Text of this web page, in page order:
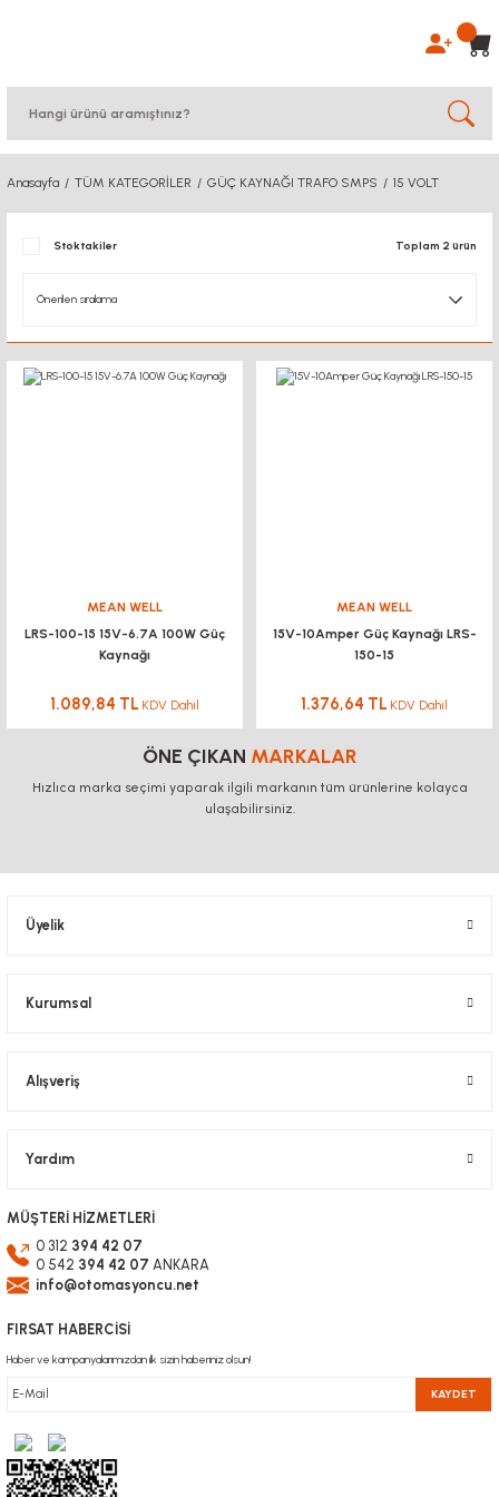
Anasayfa TÜM KATEGORİLER GÜÇ KAYNAĞI TRAFO SMPS 15 VOLT
Stoktakiler Toplam 2 ürün
MEAN WELL
LRS-100-15 15V-6.7A 100W Güç
Kaynağı
1.089,84 TL KDV Dahil
MEAN WELL
15V-10Amper Güç Kaynağı LRS-
150-15
1.376,64 TL KDV Dahil
ÖNE ÇIKAN MARKALAR
Hızlıca marka seçimi yaparak ilgili markanın tüm ürünlerine kolayca
ulaşabilirsiniz.
Üyelik
Kurumsal
Alışveriş
Yardım
MÜŞTERİ HİZMETLERİ
0 312 394 42 07
0 542 394 42 07 ANKARA
info@otomasyoncu.net
FIRSAT HABERCİSİ
Haber ve kampanyalarımızdan ilk sizin haberiniz olsun!
KAYDET